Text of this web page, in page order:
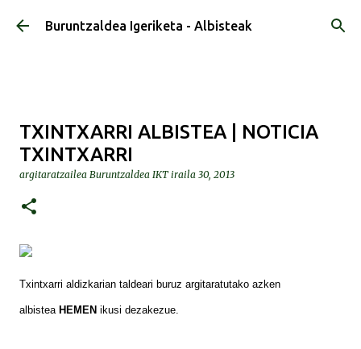
Saltatu eta joan eduki nagusira
Buruntzaldea Igeriketa - Albisteak
TXINTXARRI ALBISTEA | NOTICIA
TXINTXARRI
argitaratzailea Buruntzaldea IKT iraila 30, 2013
Txintxarri aldizkarian taldeari buruz argitaratutako azken
albistea HEMEN ikusi dezakezue.